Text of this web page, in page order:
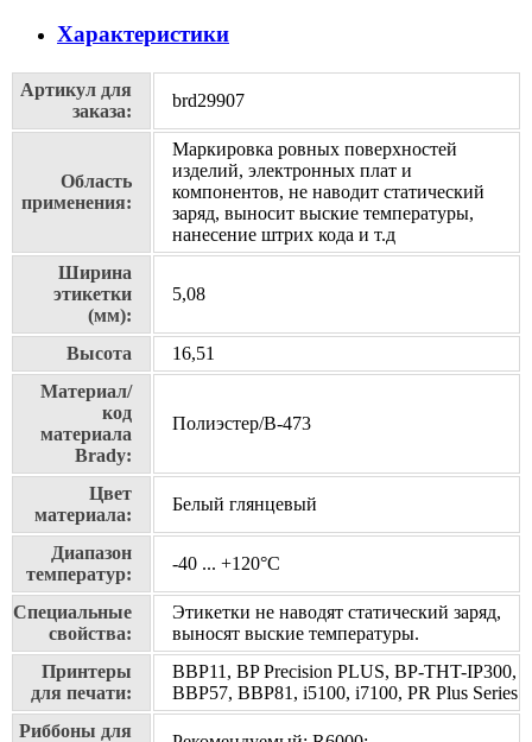
Характеристики
Артикул для
заказа:
brd29907
Область
применения:
Маркировка ровных поверхностей
изделий, электронных плат и
компонентов, не наводит статический
заряд, выносит выские температуры,
нанесение штрих кода и т.д
Ширина
этикетки
(мм):
5,08
Высота
16,51
Материал/
код
материала
Brady:
Полиэстер/В-473
Цвет
материала:
Белый глянцевый
Диапазон
температур:
-40 ... +120°С
Специальные
свойства:
Этикетки не наводят статический заряд,
выносят выские температуры.
Принтеры
для печати:
BBP11, BP Precision PLUS, BP-THT-IP300,
BBP57, BBP81, i5100, i7100, PR Plus Series
Риббоны для